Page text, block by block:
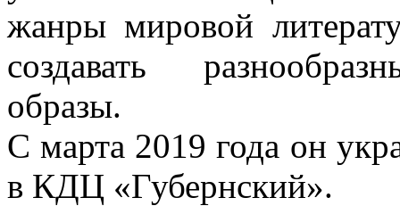
жанры мировой
создавать
образы.
С марта 2019 года он
в КДЦ «Губернский».